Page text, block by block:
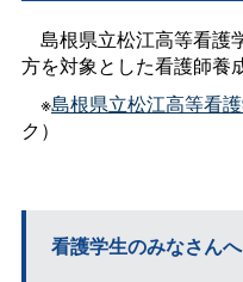
島根県立松江高等看護
方を対象とした看護師養
※島根県立松江高等看
ク）
看護学生のみなさんへ